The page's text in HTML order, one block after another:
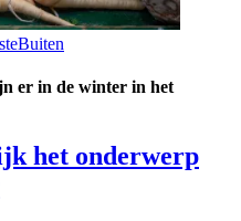
er in de winter in het
het onderwerp